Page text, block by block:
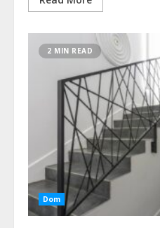
2 MIN READ
Dom